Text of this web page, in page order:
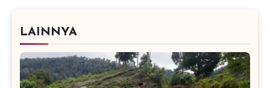
LAINNYA